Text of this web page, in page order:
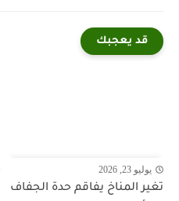
قد يعجبك
يوليو 23, 2026
تغير المناخ يفاقم حدة الجفاف